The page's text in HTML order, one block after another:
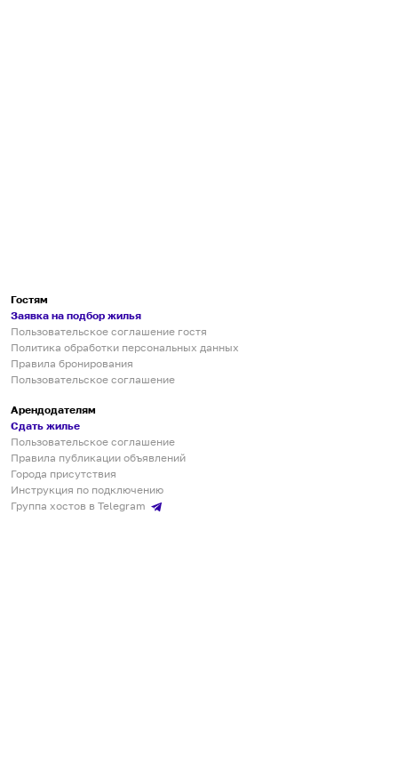
Гостям
Заявка на подбор жилья
Пользовательское соглашение гостя
Политика обработки персональных данных
Правила бронирования
Пользовательское соглашение
Арендодателям
Сдать жилье
Пользовательское соглашение
Правила публикации объявлений
Города присутствия
Инструкция по подключению
Группа хостов в Telegram